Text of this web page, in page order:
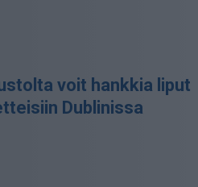
voit hankkia liput
Dublinissa